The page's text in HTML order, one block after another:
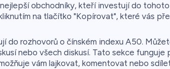
obchodníky, kteří investují do tohoto
na tlačítko "Kopírovat", které vás
do rozhovorů o čínském indexu A50.
nebo všech diskusí. Tato sekce funguje
vám lajkovat, komentovat nebo